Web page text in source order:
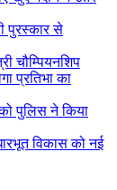
पुरस्कार से
चौम्पियनशिप
प्रतिभा का
पुलिस ने किया
विकास को नई